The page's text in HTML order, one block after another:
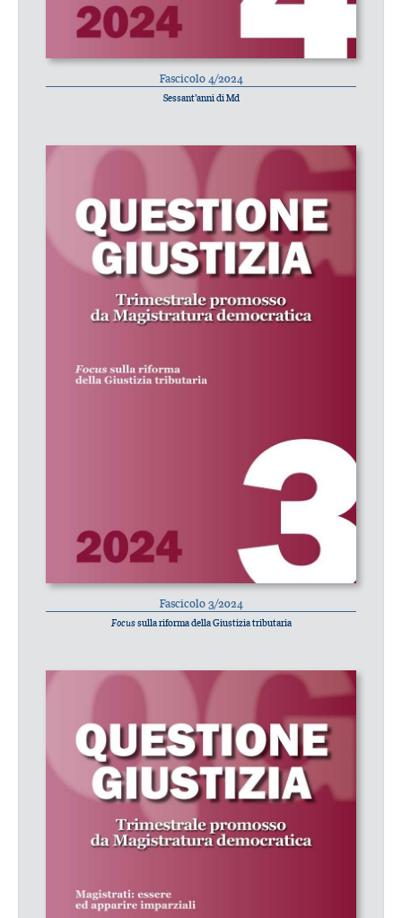
Fascicolo 4/2024
Sessant’anni di Md
Fascicolo 3/2024
Focussulla riforma della Giustizia tributaria